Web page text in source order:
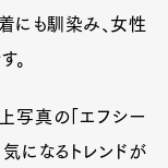
にも馴染み、女性
。
写真の「エフシー
気になるトレンドが